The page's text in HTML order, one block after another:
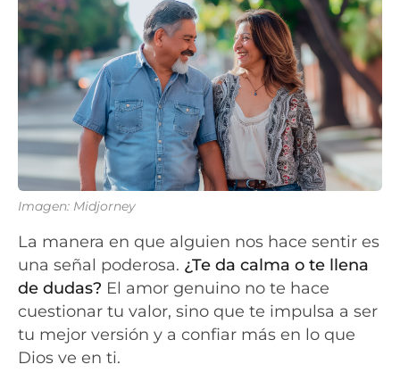
Imagen: Midjorney
La manera en que alguien nos hace sentir es
una señal poderosa. ¿Te da calma o te llena
de dudas? El amor genuino no te hace
cuestionar tu valor, sino que te impulsa a ser
tu mejor versión y a confiar más en lo que
Dios ve en ti.